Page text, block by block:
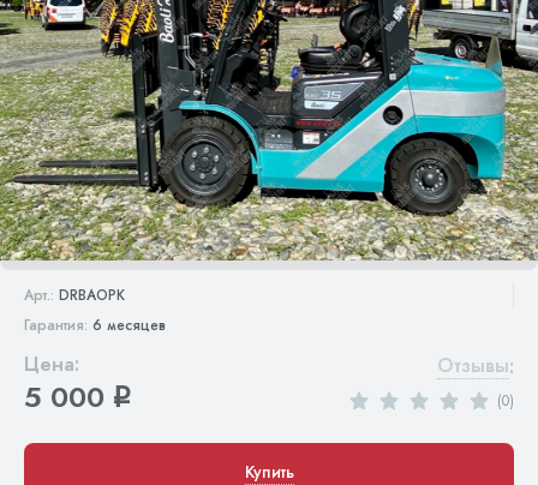
Арт.: DRBAOPK
Гарантия: 6 месяцев
Цена:
5 000 q
Отзывы:
(0)
Купить